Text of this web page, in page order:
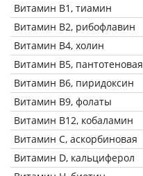
Витамин В1, тиамин
Витамин В2, рибофлавин
Витамин В4, холин
Витамин В5, пантотеновая
Витамин В6, пиридоксин
Витамин В9, фолаты
Витамин В12, кобаламин
Витамин C, аскорбиновая
Витамин D, кальциферол